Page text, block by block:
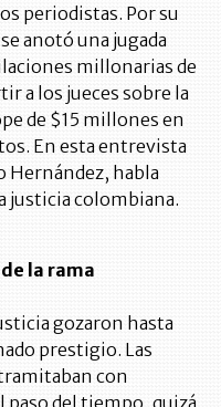
periodistas. Por su
anotó una jugada
millonarias de
a los jueces sobre la
de $15 millones en
En esta entrevista
Hernández, habla
justicia colombiana.
la rama
gozaron hasta
prestigio. Las
con